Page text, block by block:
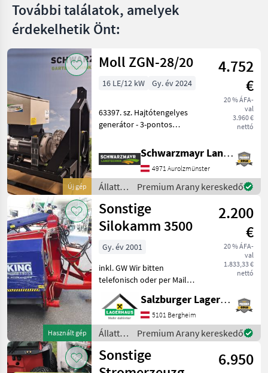
További találatok, amelyek
érdekelhetik Önt:
Új gép
Moll ZGN-28/20
4.752
€
20 % ÁFA-
val
3.960 €
nettó
16 LE/12 kW Gy. év 2024
63397. sz. Hajtótengelyes
generátor - 3-pontos
elektronikus
feszültségszabályozóval, 3-
fázisú valós érték-
érzékeléssel -
aszimmetrikus terhelésr
Schwarzmayr Landtechnik GmbH - Aurolzmünster
4971 Aurolzmünster
Állattartás
gépei /
Moll
Premium Arany kereskedő
Használt gép
Sonstige
Silokamm 3500
2.200
€
20 % ÁFA-
val
1.833,33 €
nettó
Gy. év 2001
inkl. GW Wir bitten
telefonisch oder per Mail
Ihren Besuch
bekanntzugeben, um
ausreichend Zeit für die
Beratung und eventuell
einer Probefahrt für Sie zu
reservieren
Salzburger Lagerhaus-Technik
5101 Bergheim
Állattartás
gépei /
Sonstige
Premium Arany kereskedő
Sonstige
6.950